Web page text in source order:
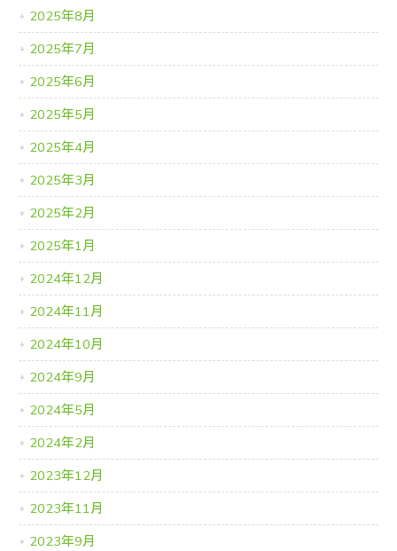
2025年8月
2025年7月
2025年6月
2025年5月
2025年4月
2025年3月
2025年2月
2025年1月
2024年12月
2024年11月
2024年10月
2024年9月
2024年5月
2024年2月
2023年12月
2023年11月
2023年9月